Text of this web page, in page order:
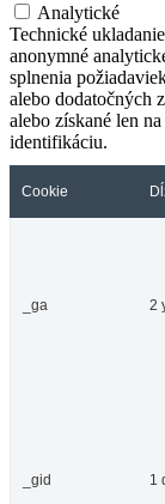
Analytické
Technické
anonymné
splnenia
alebo dodatočných
alebo získané len
identifikáciu.
Cookie
_ga 2
_gid 1